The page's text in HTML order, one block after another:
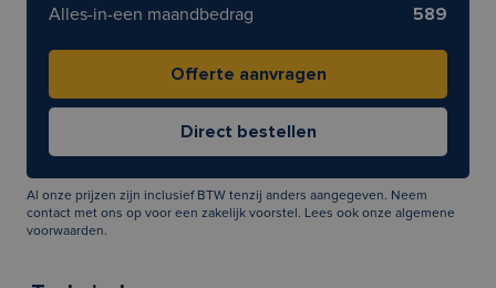
Alles-in-een maandbedrag
589
Al onze prijzen zijn inclusief BTW tenzij anders aangegeven. Neem
contact met ons op voor een zakelijk voorstel. Lees ook onze algemene
voorwaarden.